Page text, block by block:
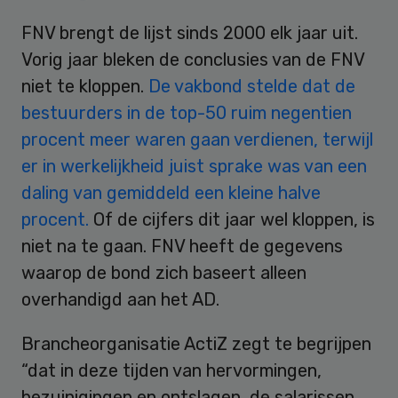
FNV brengt de lijst sinds 2000 elk jaar uit.
Vorig jaar bleken de conclusies van de FNV
niet te kloppen. De vakbond stelde dat de
bestuurders in de top-50 ruim negentien
procent meer waren gaan verdienen, terwijl
er in werkelijkheid juist sprake was van een
daling van gemiddeld een kleine halve
procent. Of de cijfers dit jaar wel kloppen, is
niet na te gaan. FNV heeft de gegevens
waarop de bond zich baseert alleen
overhandigd aan het AD.
Brancheorganisatie ActiZ zegt te begrijpen
“dat in deze tijden van hervormingen,